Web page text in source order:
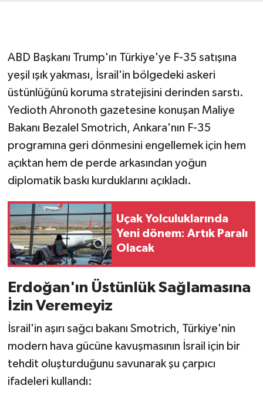
ABD Başkanı Trump'ın Türkiye'ye F-35 satışına
yeşil ışık yakması, İsrail'in bölgedeki askeri
üstünlüğünü koruma stratejisini derinden sarstı.
Yedioth Ahronoth gazetesine konuşan Maliye
Bakanı Bezalel Smotrich, Ankara'nın F-35
programına geri dönmesini engellemek için hem
açıktan hem de perde arkasından yoğun
diplomatik baskı kurduklarını açıkladı.
Uçak Yolculuklarında
Yeni dönem: Artık Paralı
Olacak
Erdoğan'ın Üstünlük Sağlamasına
İzin Veremeyiz
İsrail'in aşırı sağcı bakanı Smotrich, Türkiye'nin
modern hava gücüne kavuşmasının İsrail için bir
tehdit oluşturduğunu savunarak şu çarpıcı
ifadeleri kullandı: